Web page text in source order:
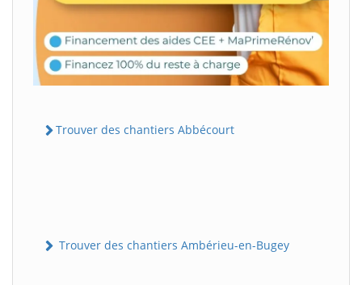
Trouver des chantiers Abbécourt
Trouver des chantiers Ambérieu-en-Bugey